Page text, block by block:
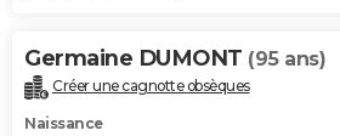
Germaine DUMONT (95 ans)
Créer une cagnotte obsèques
Naissance